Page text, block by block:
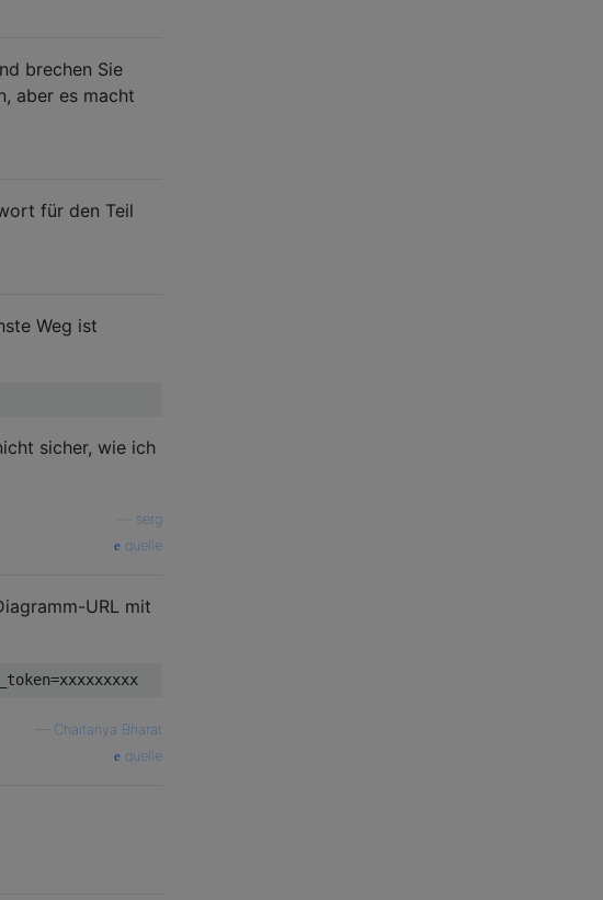
brechen Sie
aber es macht
für den Teil
Weg ist
sicher, wie ich
serg
quelle
URL mit
Chaitanya Bharat
quelle